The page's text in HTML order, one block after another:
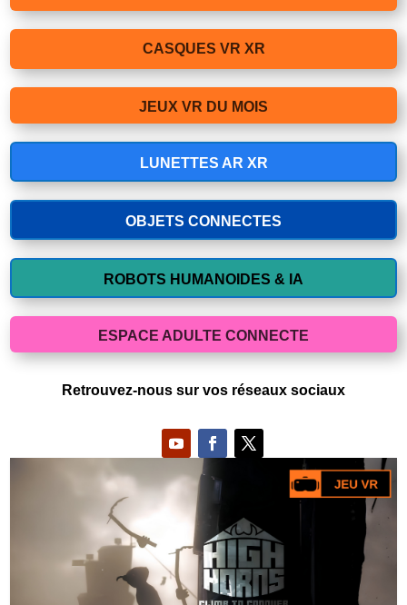
CASQUES VR XR
JEUX VR DU MOIS
LUNETTES AR XR
OBJETS CONNECTES
ROBOTS HUMANOIDES & IA
ESPACE ADULTE CONNECTE
Retrouvez-nous sur vos réseaux sociaux